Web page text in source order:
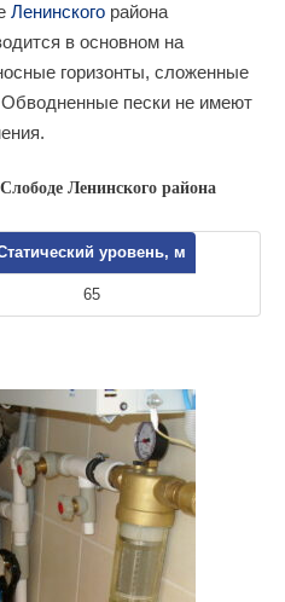
Ленинского района
в основном на
горизонты, сложенные
пески не имеют
Ленинского района
уровень, м
65